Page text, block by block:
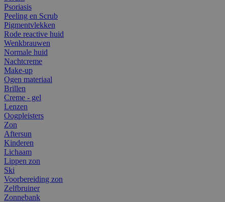
Psoriasis
Peeling en Scrub
Pigmentvlekken
Rode reactive huid
Wenkbrauwen
Normale huid
Nachtcreme
Make-up
Ogen materiaal
Brillen
Creme - gel
Lenzen
Oogpleisters
Zon
Aftersun
Kinderen
Lichaam
Lippen zon
Ski
Voorbereiding zon
Zelfbruiner
Zonnebank